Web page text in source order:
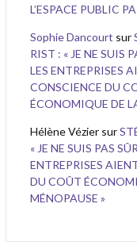
L’ESPACE PUBLIC
Sophie Dancourt sur
RIST : « JE NE SUIS
LES ENTREPRISES
CONSCIENCE DU
ÉCONOMIQUE DE
Hélène Vézier sur
« JE NE SUIS PAS
ENTREPRISES
DU COÛT
MÉNOPAUSE »